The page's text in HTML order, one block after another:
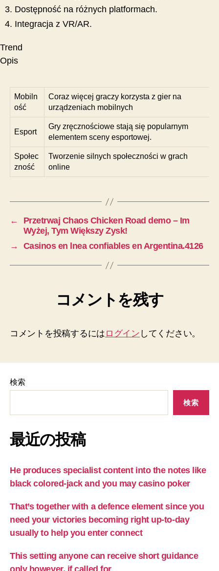
Dostępność na różnych platformach.
Integracja z VR/AR.
Trend
Opis
Mobiln
ość
Coraz więcej graczy korzysta z gier na
urządzeniach mobilnych
Esport
Gry zręcznościowe stają się popularnym
elementem sceny esportowej.
Społec
zność
Tworzenie silnych społeczności w grach
online
←
Przetrwaj Chaos Chicken Road demo – Im
Wyżej, Tym Większy Zysk!
→
Casinos en lnea confiables en Argentina.4126
コメントを残す
コメントを投稿するには ログイン してください。
検索
検索
最近の投稿
He produces specialist content into the notes like
black colored-jack and you may casino poker
That’s together with a defence element since you
need your victories becoming right up-to-day
usually to help you enter connect
This setting anyone can receive short guidance